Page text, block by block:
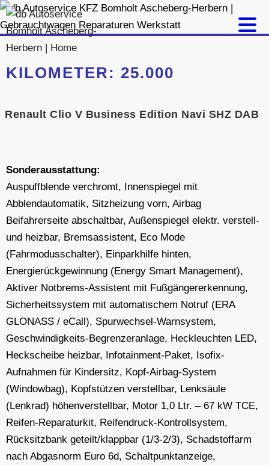
Zum
Inhalt
springen
KILOMETER: 25.000
Renault Clio V Business Edition Navi SHZ DAB
Sonderausstattung:
Auspuffblende verchromt, Innenspiegel mit
Abblendautomatik, Sitzheizung vorn, Airbag
Beifahrerseite abschaltbar, Außenspiegel elektr. verstell-
und heizbar, Bremsassistent, Eco Mode
(Fahrmodusschalter), Einparkhilfe hinten,
Energierückgewinnung (Energy Smart Management),
Aktiver Notbrems-Assistent mit Fußgängererkennung,
Sicherheitssystem mit automatischem Notruf (ERA
GLONASS / eCall), Spurwechsel-Warnsystem,
Geschwindigkeits-Begrenzeranlage, Heckleuchten LED,
Heckscheibe heizbar, Infotainment-Paket, Isofix-
Aufnahmen für Kindersitz, Kopf-Airbag-System
(Windowbag), Kopfstützen verstellbar, Lenksäule
(Lenkrad) höhenverstellbar, Motor 1,0 Ltr. – 67 kW TCE,
Reifen-Reparaturkit, Reifendruck-Kontrollsystem,
Rücksitzbank geteilt/klappbar (1/3-2/3), Schadstoffarm
nach Abgasnorm Euro 6d, Schaltpunktanzeige,